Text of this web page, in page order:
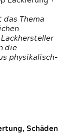
das Thema
die
physikalisch-
Schäden